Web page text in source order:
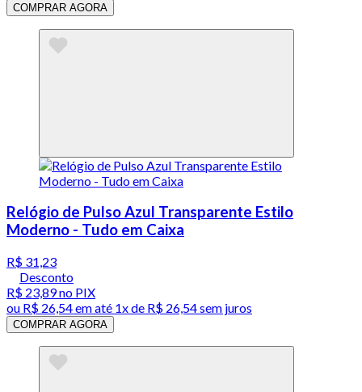
COMPRAR AGORA
Relógio de Pulso Azul Transparente Estilo
Moderno - Tudo em Caixa
R$ 31,23
Desconto
R$ 23,89no PIX
ou R$ 26,54em até 1x de R$ 26,54sem juros
COMPRAR AGORA